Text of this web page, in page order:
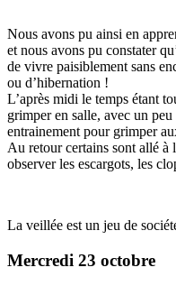
Nous avons pu ainsi en
et nous avons pu constater
de vivre paisiblement sans
ou d’hibernation !
L’après midi le temps étant
grimper en salle, avec un
entrainement pour grimper
Au retour certains sont allé à
observer les escargots, les
La veillée est un jeu de
Mercredi 23 octobre